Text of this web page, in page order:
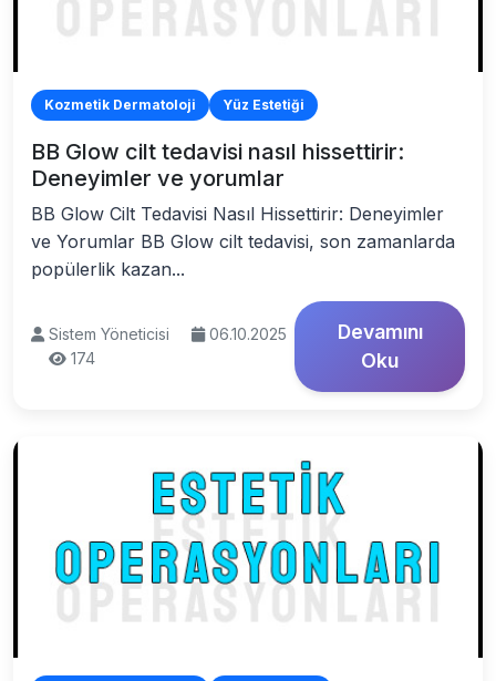
Kozmetik Dermatoloji Yüz Estetiği
BB Glow cilt tedavisi nasıl hissettirir:
Deneyimler ve yorumlar
BB Glow Cilt Tedavisi Nasıl Hissettirir: Deneyimler
ve Yorumlar BB Glow cilt tedavisi, son zamanlarda
popülerlik kazan...
Sistem Yöneticisi
06.10.2025
174
Devamını
Oku